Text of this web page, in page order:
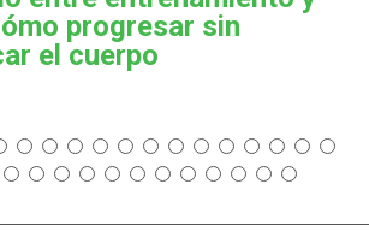
progresar sin
el cuerpo